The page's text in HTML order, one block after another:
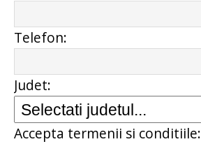
Telefon:
Judet:
Accepta termenii si conditiile: